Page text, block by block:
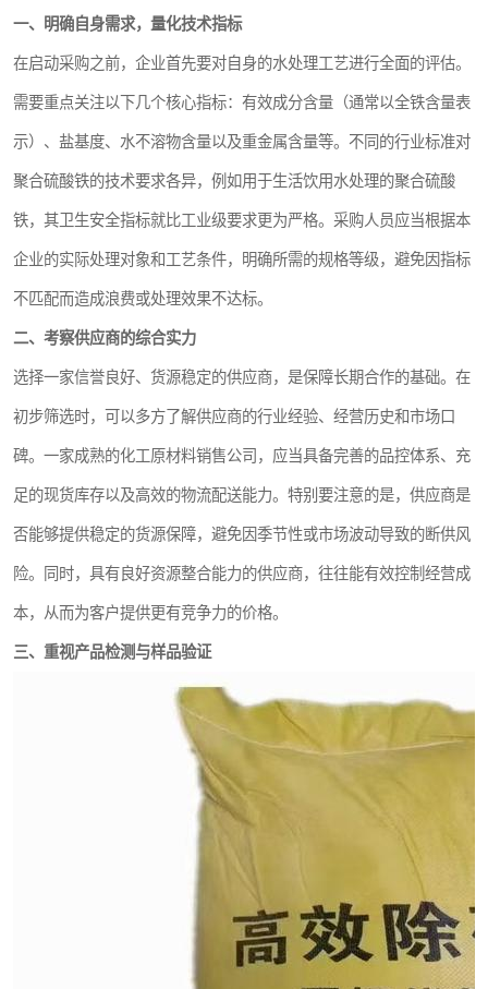
一、明确自身需求，量化技术指标
在启动采购之前，企业首先要对自身的水处理工艺进行全面的评估。
需要重点关注以下几个核心指标：有效成分含量（通常以全铁含量表
示）、盐基度、水不溶物含量以及重金属含量等。不同的行业标准对
聚合硫酸铁的技术要求各异，例如用于生活饮用水处理的聚合硫酸
铁，其卫生安全指标就比工业级要求更为严格。采购人员应当根据本
企业的实际处理对象和工艺条件，明确所需的规格等级，避免因指标
不匹配而造成浪费或处理效果不达标。
二、考察供应商的综合实力
选择一家信誉良好、货源稳定的供应商，是保障长期合作的基础。在
初步筛选时，可以多方了解供应商的行业经验、经营历史和市场口
碑。一家成熟的化工原材料销售公司，应当具备完善的品控体系、充
足的现货库存以及高效的物流配送能力。特别要注意的是，供应商是
否能够提供稳定的货源保障，避免因季节性或市场波动导致的断供风
险。同时，具有良好资源整合能力的供应商，往往能有效控制经营成
本，从而为客户提供更有竞争力的价格。
三、重视产品检测与样品验证